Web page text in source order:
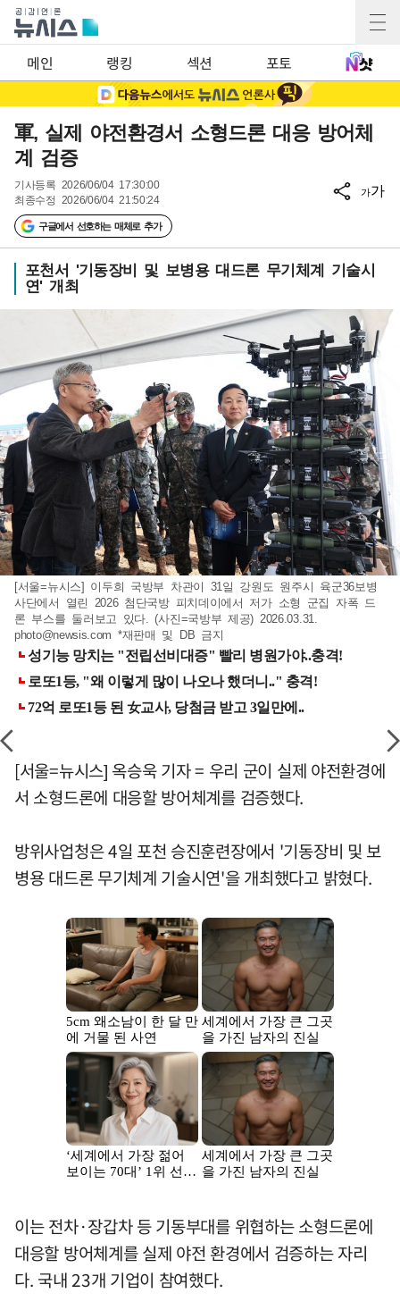
메인 랭킹 섹션 포토
軍, 실제 야전환경서 소형드론 대응 방어체
계 검증
기사등록 2026/06/04 17:30:00
최종수정 2026/06/04 21:50:24
구글에서 선호하는 매체로 추가
가가
포천서 '기동장비 및 보병용 대드론 무기체계 기술시
연' 개최
[서울=뉴시스] 이두희 국방부 차관이 31일 강원도 원주시 육군36보병
사단에서 열린 2026 첨단국방 피치데이에서 저가 소형 군집 자폭 드
론 부스를 둘러보고 있다. (사진=국방부 제공) 2026.03.31.
photo@newsis.com *재판매 및 DB 금지
[서울=뉴시스] 옥승욱 기자 = 우리 군이 실제 야전환경에
서 소형드론에 대응할 방어체계를 검증했다.
방위사업청은 4일 포천 승진훈련장에서 '기동장비 및 보
병용 대드론 무기체계 기술시연'을 개최했다고 밝혔다.
이는 전차·장갑차 등 기동부대를 위협하는 소형드론에
대응할 방어체계를 실제 야전 환경에서 검증하는 자리
다. 국내 23개 기업이 참여했다.